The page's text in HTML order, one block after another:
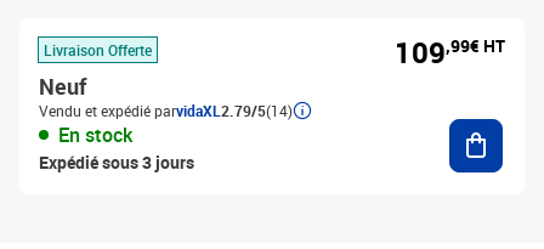
Livraison Offerte
Neuf
Vendu et expédié parvidaXL 2.79/5(14)
En stock
Expédié sous 3 jours
109,99€ HT